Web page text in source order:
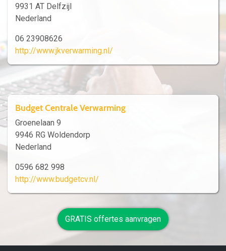
9931 AT Delfzijl
Nederland
06 23908626
http://www.jkverwarming.nl/
Budget Centrale Verwarming
Groenelaan 9
9946 RG Woldendorp
Nederland
0596 682 998
http://www.budgetcv.nl/
GRATIS offertes aanvragen